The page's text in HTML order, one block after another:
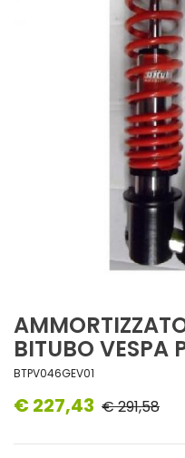
BITUBO VESPA
BTPV046GEV01
€ 227,43 € 291,58